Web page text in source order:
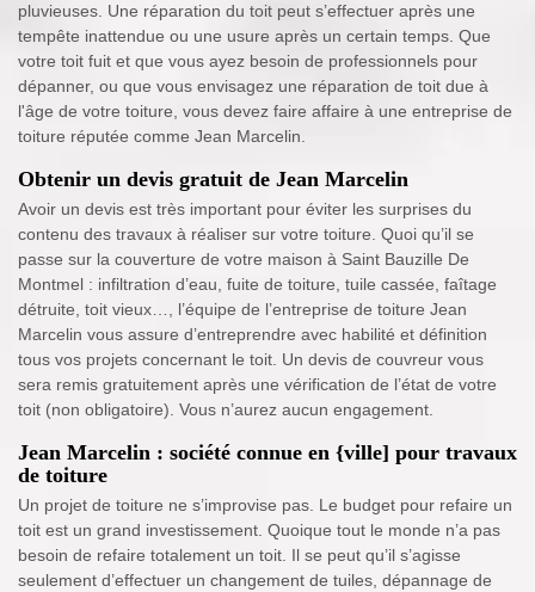
pluvieuses. Une réparation du toit peut s’effectuer après une
tempête inattendue ou une usure après un certain temps. Que
votre toit fuit et que vous ayez besoin de professionnels pour
dépanner, ou que vous envisagez une réparation de toit due à
l'âge de votre toiture, vous devez faire affaire à une entreprise de
toiture réputée comme Jean Marcelin.
Obtenir un devis gratuit de Jean Marcelin
Avoir un devis est très important pour éviter les surprises du
contenu des travaux à réaliser sur votre toiture. Quoi qu’il se
passe sur la couverture de votre maison à Saint Bauzille De
Montmel : infiltration d’eau, fuite de toiture, tuile cassée, faîtage
détruite, toit vieux…, l’équipe de l’entreprise de toiture Jean
Marcelin vous assure d’entreprendre avec habilité et définition
tous vos projets concernant le toit. Un devis de couvreur vous
sera remis gratuitement après une vérification de l’état de votre
toit (non obligatoire). Vous n’aurez aucun engagement.
Jean Marcelin : société connue en {ville] pour travaux
de toiture
Un projet de toiture ne s’improvise pas. Le budget pour refaire un
toit est un grand investissement. Quoique tout le monde n’a pas
besoin de refaire totalement un toit. Il se peut qu’il s’agisse
seulement d’effectuer un changement de tuiles, dépannage de